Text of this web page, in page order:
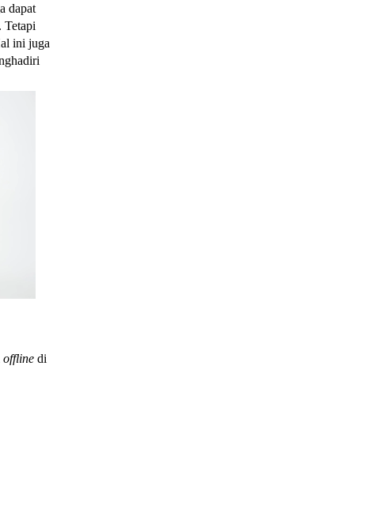
dapat
Tetapi
ini juga
offline di